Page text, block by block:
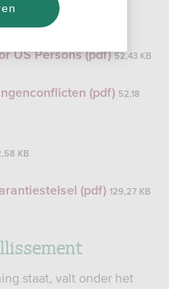
(pdf)
US Persons (pdf)52,43 KB
(pdf) 52,18
KB
(pdf) 129,27 KB
staat, valt onder het